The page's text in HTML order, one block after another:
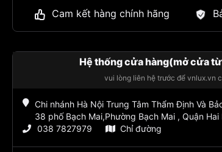
Cam kết hàng chính hãng
Hệ thống cửa hàng(mở cửa
vui lòng liên hệ trước để vnlux.vn
Chi nhánh Hà Nội Trung Tâm Thẩm Định Và
38 phố Bạch Mai,Phường Bạch Mai , Quận
038 7827979
Chỉ đường